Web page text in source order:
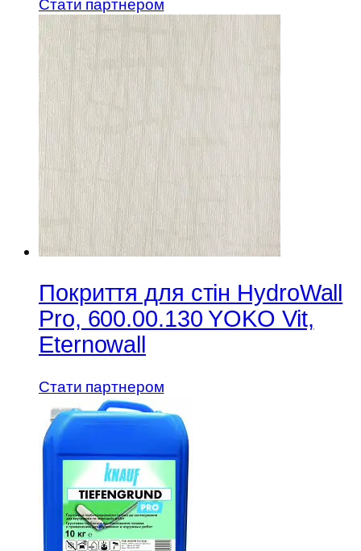
Стати партнером
Покриття для стін HydroWall
Pro, 600.00.130 YOKO Vit,
Eternowall
Стати партнером